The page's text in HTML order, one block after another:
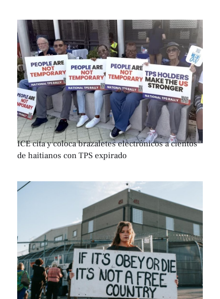
ICE cita y coloca brazaletes electrónicos a cientos
de haitianos con TPS expirado